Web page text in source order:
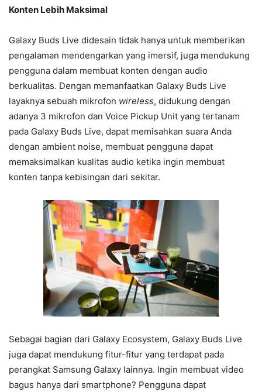
Konten Lebih Maksimal
Galaxy Buds Live didesain tidak hanya untuk memberikan
pengalaman mendengarkan yang imersif, juga mendukung
pengguna dalam membuat konten dengan audio
berkualitas. Dengan memanfaatkan Galaxy Buds Live
layaknya sebuah mikrofon wireless, didukung dengan
adanya 3 mikrofon dan Voice Pickup Unit yang tertanam
pada Galaxy Buds Live, dapat memisahkan suara Anda
dengan ambient noise, membuat pengguna dapat
memaksimalkan kualitas audio ketika ingin membuat
konten tanpa kebisingan dari sekitar.
Sebagai bagian dari Galaxy Ecosystem, Galaxy Buds Live
juga dapat mendukung fitur-fitur yang terdapat pada
perangkat Samsung Galaxy lainnya. Ingin membuat video
bagus hanya dari smartphone? Pengguna dapat